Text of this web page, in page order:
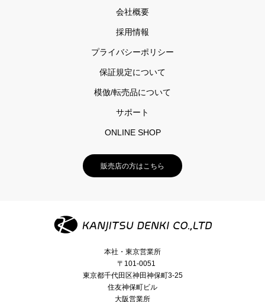
会社概要
採用情報
プライバシーポリシー
保証規定について
模倣/転売品について
サポート
ONLINE SHOP
販売店の方はこちら
本社・東京営業所
〒101-0051
東京都千代田区神田神保町3-25
住友神保町ビル
大阪営業所